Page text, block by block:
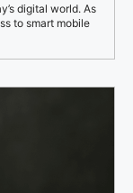
digital world. As
to smart mobile